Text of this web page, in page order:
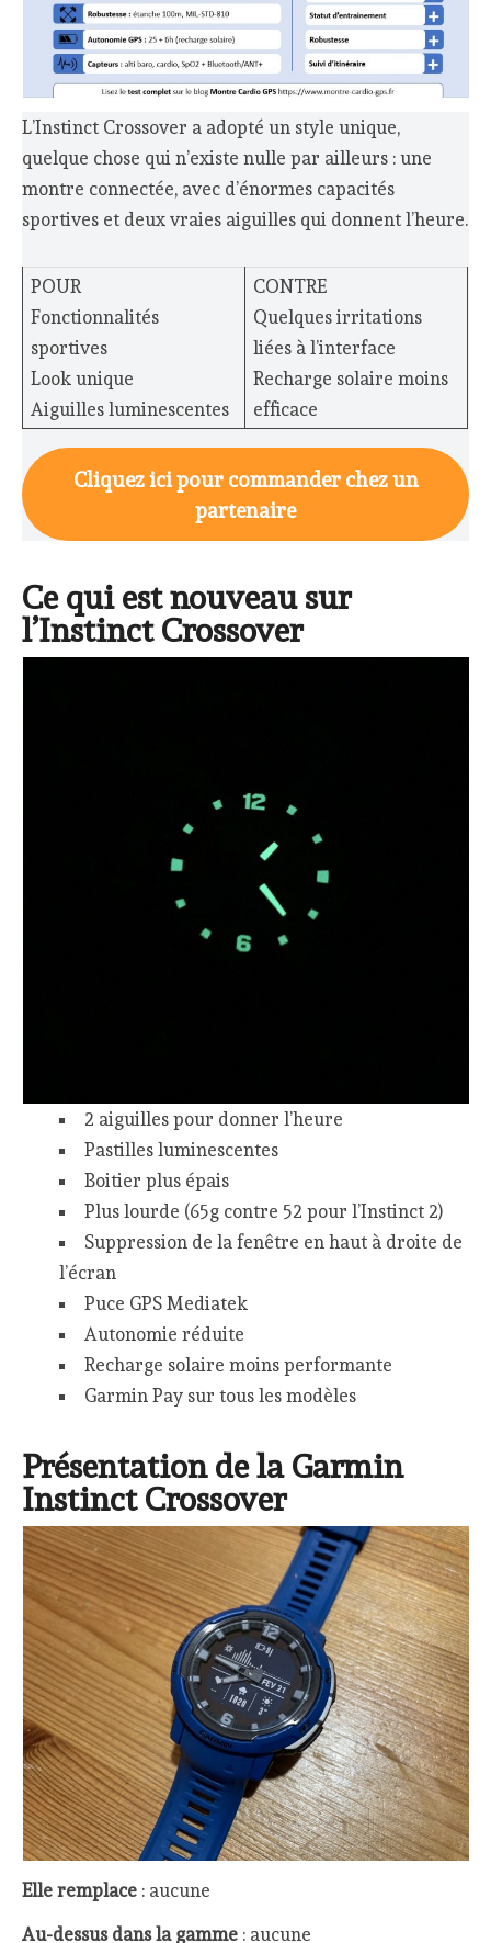
L’Instinct Crossover a adopté un style unique,
quelque chose qui n’existe nulle par ailleurs : une
montre connectée, avec d’énormes capacités
sportives et deux vraies aiguilles qui donnent l’heure.
POUR
Fonctionnalités
sportives
Look unique
Aiguilles luminescentes
CONTRE
Quelques irritations
liées à l’interface
Recharge solaire moins
efficace
Cliquez ici pour commander chez un
partenaire
Ce qui est nouveau sur
l’Instinct Crossover
2 aiguilles pour donner l’heure
Pastilles luminescentes
Boitier plus épais
Plus lourde (65g contre 52 pour l’Instinct 2)
Suppression de la fenêtre en haut à droite de
l’écran
Puce GPS Mediatek
Autonomie réduite
Recharge solaire moins performante
Garmin Pay sur tous les modèles
Présentation de la Garmin
Instinct Crossover
Elle remplace : aucune
Au-dessus dans la gamme : aucune